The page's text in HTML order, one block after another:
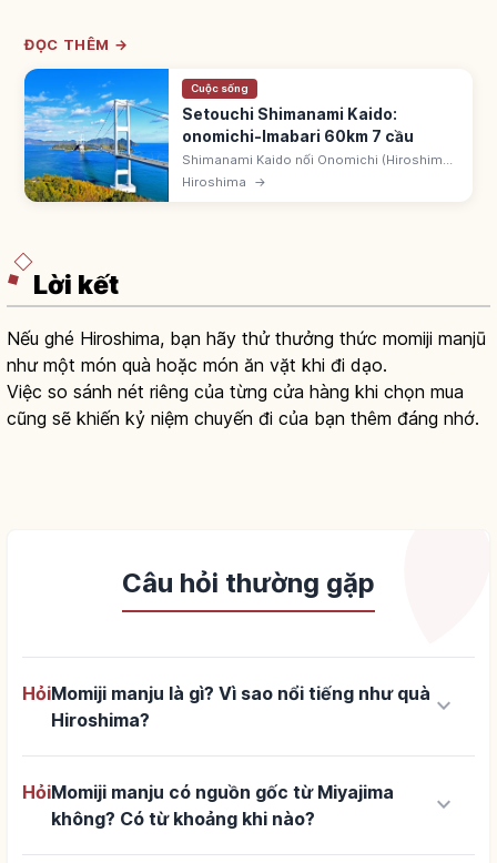
ĐỌC THÊM →
Cuộc sống
Setouchi Shimanami Kaido:
onomichi-Imabari 60km 7 cầu
Shimanami Kaido nối Onomichi (Hiroshima)
- Imabari (Ehime) ~60km, qua 6 đảo trên
Hiroshima →
Lời kết
Nếu ghé Hiroshima, bạn hãy thử thưởng thức momiji manjū
như một món quà hoặc món ăn vặt khi đi dạo.
Việc so sánh nét riêng của từng cửa hàng khi chọn mua
cũng sẽ khiến kỷ niệm chuyến đi của bạn thêm đáng nhớ.
Câu hỏi thường gặp
HỏiMomiji manju là gì? Vì sao nổi tiếng như quà
Hiroshima?
keyboard_arrow_down
HỏiMomiji manju có nguồn gốc từ Miyajima
không? Có từ khoảng khi nào?
keyboard_arrow_down